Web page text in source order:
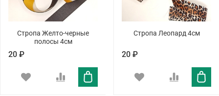
Стропа Желто-черные
полосы 4см
20 ₽
Стропа Леопард 4см
20 ₽